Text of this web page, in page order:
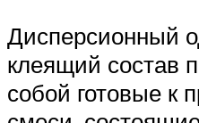
Дисперсионный
клеящий состав
собой готовые к